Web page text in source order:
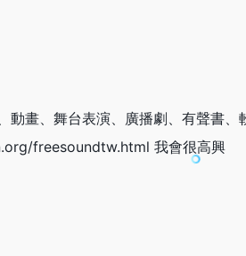
畫、舞台表演、廣播劇、有聲書、
freesoundtw.html 我會很高興